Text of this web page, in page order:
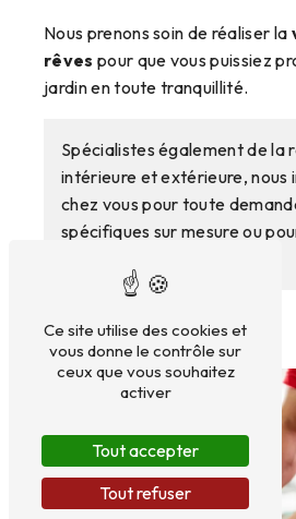
Nous prenons soin de réaliser la
rêves pour que vous puissiez
jardin en toute tranquillité.
Spécialistes également de la
intérieure et extérieure, nous
chez vous pour toute
spécifiques sur mesure ou
Ce site utilise des cookies et
vous donne le contrôle sur
ceux que vous souhaitez
activer
Tout accepter
Tout refuser